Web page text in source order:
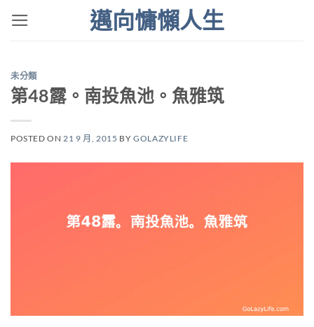
邁向慵懶人生
未分類
第48露。南投魚池。魚雅筑
POSTED ON21 9 月, 2015 BYGOLAZYLIFE